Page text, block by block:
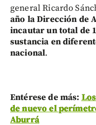
general Ricardo
año la Dirección de
incautar un total de
sustancia en
nacional.
Entérese de más:
de nuevo el
Aburrá